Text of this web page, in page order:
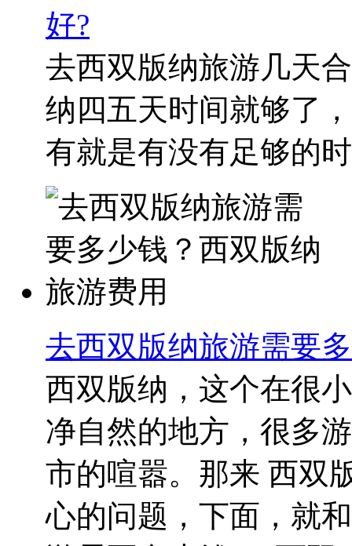
好?
去西双版纳旅游几天
纳四五天时间就够了
有就是有没有足够的
去西双版纳旅游需要
西双版纳，这个在很
净自然的地方，很多
市的喧嚣。那来 西双
心的问题，下面，就